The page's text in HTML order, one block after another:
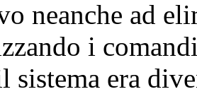
neanche ad
i
sistema era